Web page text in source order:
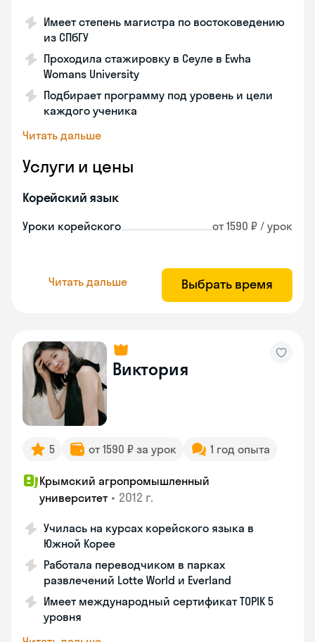
Имеет степень магистра по востоковедению
из СПбГУ
Проходила стажировку в Сеуле в Ewha
Womans University
Подбирает программу под уровень и цели
каждого ученика
Читать дальше
Услуги и цены
Корейский язык
Уроки корейского от 1590 ₽ / урок
Читать дальше Выбрать время
Виктория
5 от 1590 ₽ за урок 1 год опыта
Крымский агропромышленный
университет • 2012 г.
Училась на курсах корейского языка в
Южной Корее
Работала переводчиком в парках
развлечений Lotte World и Everland
Имеет международный сертификат TOPIK 5
уровня